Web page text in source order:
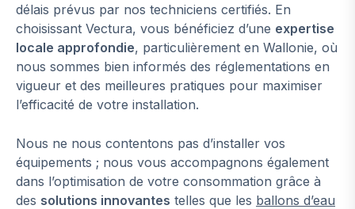
délais prévus par nos techniciens certifiés. En
choisissant Vectura, vous bénéficiez d’une expertise
locale approfondie, particulièrement en Wallonie, où
nous sommes bien informés des réglementations en
vigueur et des meilleures pratiques pour maximiser
l’efficacité de votre installation.
Nous ne nous contentons pas d’installer vos
équipements ; nous vous accompagnons également
dans l’optimisation de votre consommation grâce à
des solutions innovantes telles que les ballons d’eau